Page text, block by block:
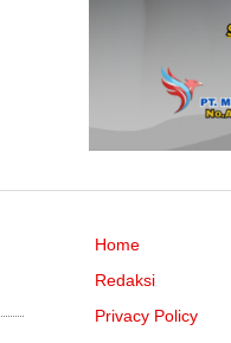
Home
Redaksi
Privacy Policy